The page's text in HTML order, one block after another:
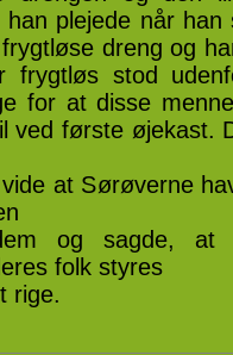
han plejede når
dreng og
frygtløs stod
for at disse
ved første øjekast.
at Sørøverne
og sagde,
folk styres
rige.